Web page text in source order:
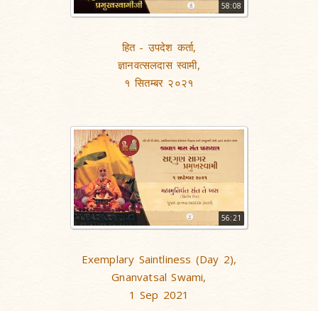
58:08
हित - उपदेश कर्ता,
ज्ञानवत्सलदास स्वामी,
१ सितम्बर २०२१
56:21
Exemplary Saintliness (Day 2),
Gnanvatsal Swami,
1 Sep 2021